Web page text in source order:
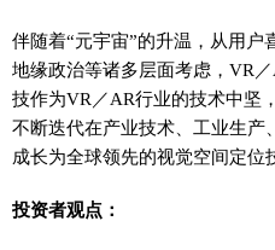
伴随着“元宇宙”的升温，从用户
地缘政治等诸多层面考虑，VR
技作为VR／AR行业的技术中坚
不断迭代在产业技术、工业生产
成长为全球领先的视觉空间定位
投资者观点：